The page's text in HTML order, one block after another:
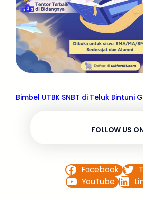
Bimbel UTBK SNBT di Teluk Bintuni
FOLLOW US ON
Facebook
YouTube